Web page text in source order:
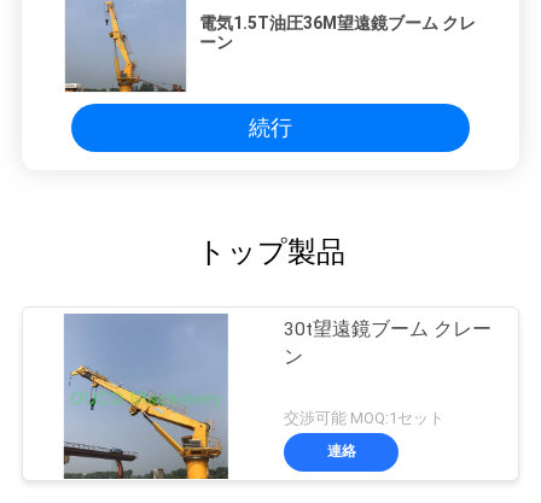
電気1.5T油圧36M望遠鏡ブーム クレ
ーン
続行
トップ製品
30t望遠鏡ブーム クレー
ン
交渉可能 MOQ:1セット
連絡